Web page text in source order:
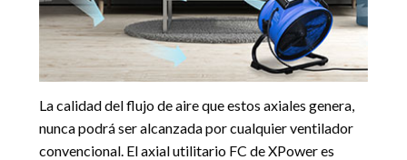
La calidad del flujo de aire que estos axiales genera,
nunca podrá ser alcanzada por cualquier ventilador
convencional. El axial utilitario FC de XPower es